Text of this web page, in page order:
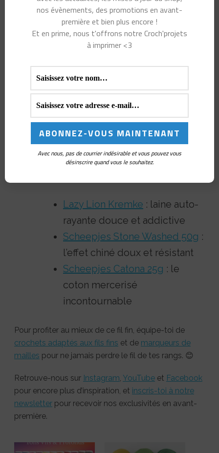
dentelle
vêtements et accessoires
nouveau-né
tout projet fingering qui
bénéficie d’une touche
d’alpaga
Envie d’explorer d’autres fils
techniques et naturels ?
Lazy Lion Kremke : laine auto-
rayante douce et addictive
Scheepjes Stone Washed 50g :
l’effet chiné doux et résistant
Scheepjes Catona 25g : le
coton mercerisé
incontournable
Pour profiter au mieux de ce fil fin, équipe-toi de
crochets adaptés aux fils fins et de marqueurs de
mailles pour ne jamais perdre le fil de tes rangs. 😊
Retrouve-nous sur Instagram, YouTube et Facebook
pour encore plus d’inspiration, et inscris-toi à notre
newsletter pour recevoir nos exclusivités en avant-
première.
nos évènements, des promotions en avant-
première et bien plus encore !
Et en prime, nous t'offrons notre Croch'projets
à imprimer <3
Avec nous, pas de courrier indésirable et vous pouvez vous
désinscrire quand vous le souhaitez.